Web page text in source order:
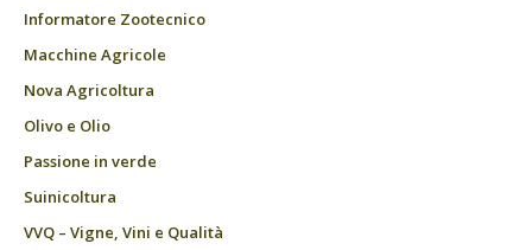
Informatore Zootecnico
Macchine Agricole
Nova Agricoltura
Olivo e Olio
Passione in verde
Suinicoltura
VVQ – Vigne, Vini e Qualità